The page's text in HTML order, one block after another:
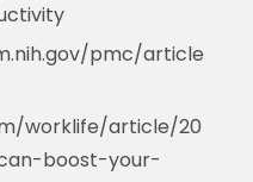
pmc/article
worklife/article/20
boost-your-